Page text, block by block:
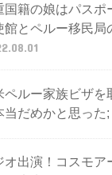
国籍の娘はパスポ
館とペルー移民局
ペルー家族ビザを
当だめかと思った;
オ出演！コスモア